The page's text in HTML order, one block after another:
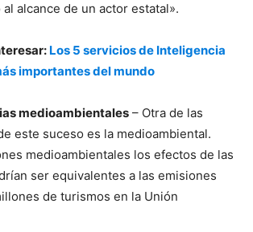
alcance de un actor estatal».
Los 5 servicios de Inteligencia
importantes del mundo
medioambientales – Otra de las
este suceso es la medioambiental.
medioambientales los efectos de las
ser equivalentes a las emisiones
de turismos en la Unión